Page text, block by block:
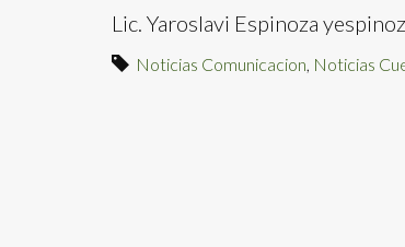
Lic. Yaroslavi Espinoza
Noticias Comunicacion, Noticias